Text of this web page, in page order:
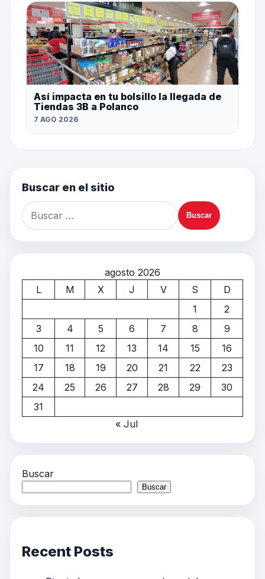
Así impacta en tu bolsillo la llegada de
Tiendas 3B a Polanco
7 AGO 2026
Buscar en el sitio
agosto 2026
L
M X J V S
D
1
2
3
4 5 6 7 8
9
10
11 12 13 14 15
16
17
18 19 20 21 22
23
24
25 26 27 28 29
30
31
« Jul
Buscar
Buscar
Recent Posts